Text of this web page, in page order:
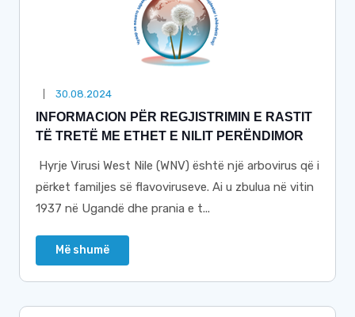
30.08.2024
INFORMACION PËR REGJISTRIMIN E RASTIT
TË TRETË ME ETHET E NILIT PERËNDIMOR
Hyrje Virusi West Nile (WNV) është një arbovirus që i
përket familjes së flavoviruseve. Ai u zbulua në vitin
1937 në Ugandë dhe prania e t...
Më shumë